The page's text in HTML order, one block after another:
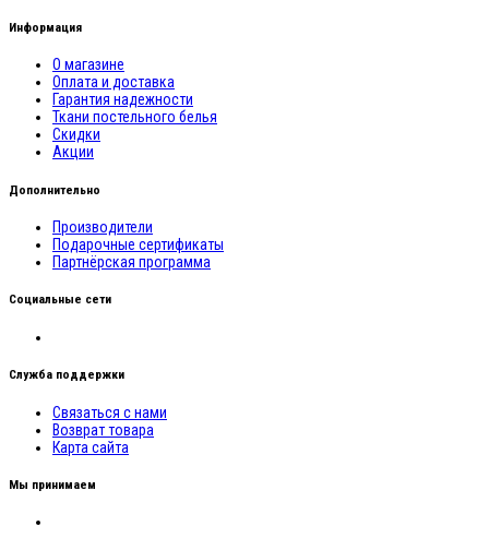
Информация
О магазине
Оплата и доставка
Гарантия надежности
Ткани постельного белья
Скидки
Акции
Дополнительно
Производители
Подарочные сертификаты
Партнёрская программа
Социальные сети
Служба поддержки
Связаться с нами
Возврат товара
Карта сайта
Мы принимаем